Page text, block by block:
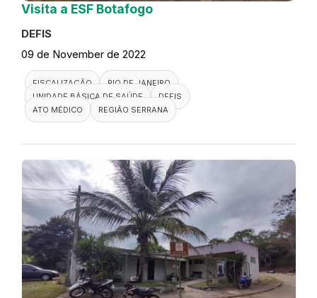
Visita a ESF Botafogo
DEFIS
09 de November de 2022
FISCALIZAÇÃO
RIO DE JANEIRO
UNIDADE BÁSICA DE SAÚDE
DEFIS
ATO MÉDICO
REGIÃO SERRANA